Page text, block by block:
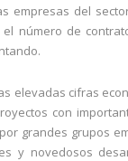
empresas del
número de
elevadas cifras
con
grandes grupos
y novedosos